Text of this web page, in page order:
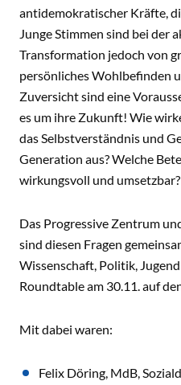
antidemokratischer Kräfte,
Junge Stimmen sind bei der
Transformation jedoch von
persönliches Wohlbefinden
Zuversicht sind eine
es um ihre Zukunft! Wie
das Selbstverständnis und
Generation aus? Welche
wirkungsvoll und umsetzbar?
Das Progressive Zentrum
sind diesen Fragen
Wissenschaft, Politik,
Roundtable am 30.11. auf
Mit dabei waren:
Felix Döring, MdB,